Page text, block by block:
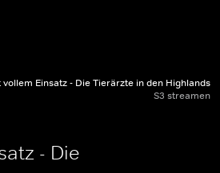
vollem Einsatz - Die Tierärzte in den Highlands
S3 streamen
- Die